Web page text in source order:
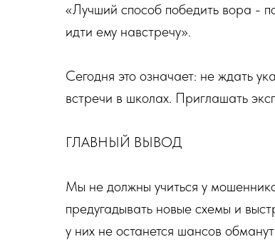
«Лучший способ победить вора -
идти ему навстречу».
Сегодня это означает: не ждать
встречи в школах. Приглашать
ГЛАВНЫЙ ВЫВОД
Мы не должны учиться у
предугадывать новые схемы и
у них не останется шансов